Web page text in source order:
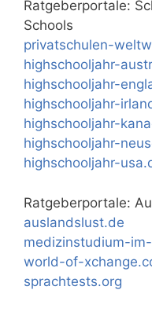
Ratgeberportale:
Schools
privatschulen-
highschooljahr-
highschooljahr-
highschooljahr-
highschooljahr-
highschooljahr-
highschooljahr-
Ratgeberportale:
auslandslust.de
medizinstudium-
world-of-
sprachtests.org